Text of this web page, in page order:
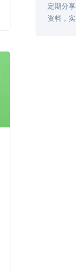
定期分
资料，